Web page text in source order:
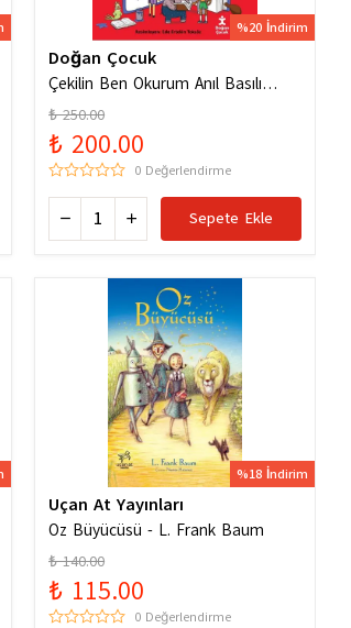
%20 İndirim
Doğan Çocuk
Çekilin Ben Okurum Anıl Basılı
Eğlenceli Hikayeler
₺ 250.00
₺ 200.00
0 Değerlendirme
Sepete Ekle
%18 İndirim
Uçan At Yayınları
Oz Büyücüsü - L. Frank Baum
₺ 140.00
₺ 115.00
0 Değerlendirme